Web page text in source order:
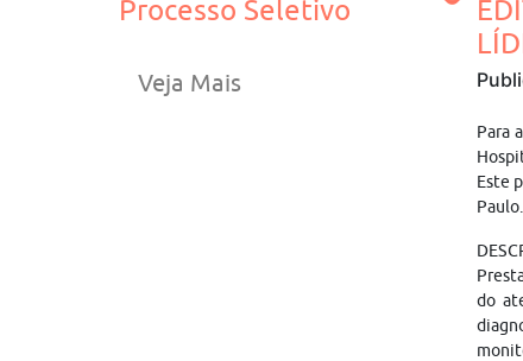
Processo Seletivo
Veja Mais
Para
Este
Paulo.
do